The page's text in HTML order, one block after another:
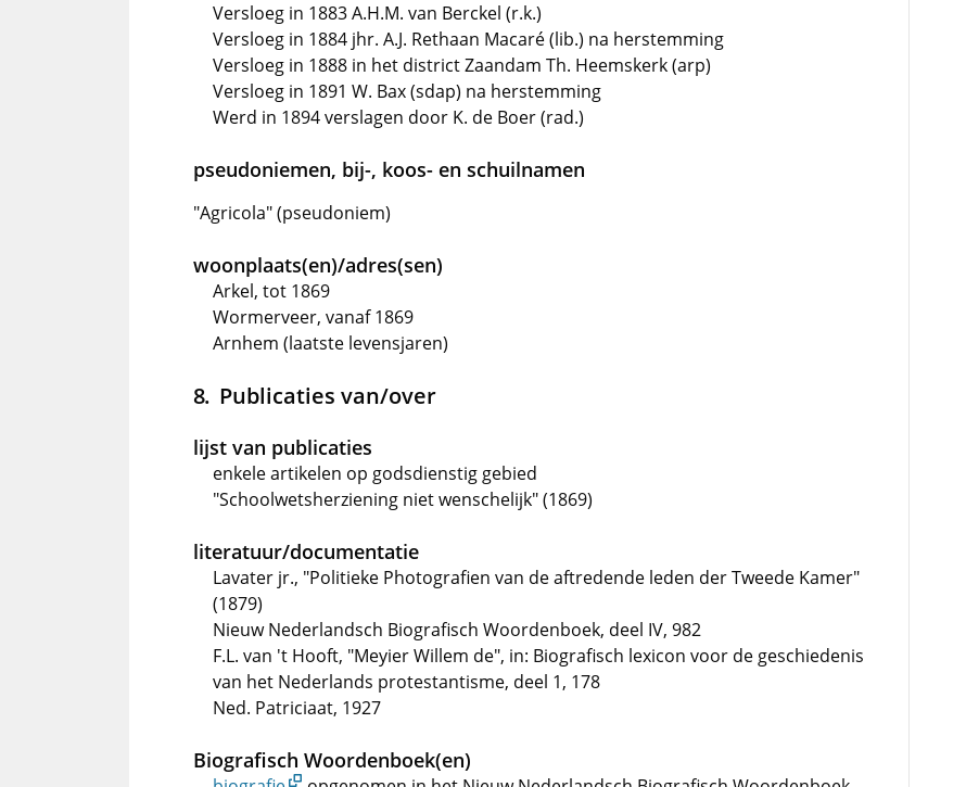
Versloeg in 1883 A.H.M. van Berckel (r.k.)
Versloeg in 1884 jhr. A.J. Rethaan Macaré (lib.) na herstemming
Versloeg in 1888 in het district Zaandam Th. Heemskerk (arp)
Versloeg in 1891 W. Bax (sdap) na herstemming
Werd in 1894 verslagen door K. de Boer (rad.)
pseudoniemen, bij-, koos- en schuilnamen
"Agricola" (pseudoniem)
woonplaats(en)/adres(sen)
Arkel, tot 1869
Wormerveer, vanaf 1869
Arnhem (laatste levensjaren)
Publicaties van/over
lijst van publicaties
enkele artikelen op godsdienstig gebied
"Schoolwetsherziening niet wenschelijk" (1869)
literatuur/documentatie
Lavater jr., "Politieke Photografien van de aftredende leden der Tweede Kamer"
(1879)
Nieuw Nederlandsch Biografisch Woordenboek, deel IV, 982
F.L. van 't Hooft, "Meyier Willem de", in: Biografisch lexicon voor de geschiedenis
van het Nederlands protestantisme, deel 1, 178
Ned. Patriciaat, 1927
Biografisch Woordenboek(en)